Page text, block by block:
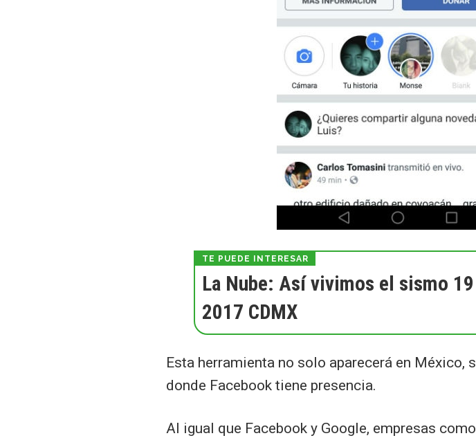
La Nube: Así vivimos el sismo
2017 CDMX
Esta herramienta no solo aparecerá en México,
donde Facebook tiene presencia.
Al igual que Facebook y Google, empresas